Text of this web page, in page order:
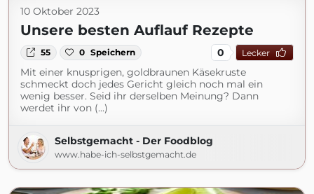
10 Oktober 2023
Unsere besten Auflauf Rezepte
55 0 Speichern 0 Lecker
Mit einer knusprigen, goldbraunen Käsekruste
schmeckt doch jedes Gericht gleich noch mal ein
wenig besser. Seid ihr derselben Meinung? Dann
werdet ihr von (...)
Selbstgemacht - Der Foodblog
www.habe-ich-selbstgemacht.de